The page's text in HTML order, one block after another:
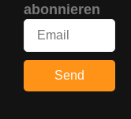
abonnieren
Send